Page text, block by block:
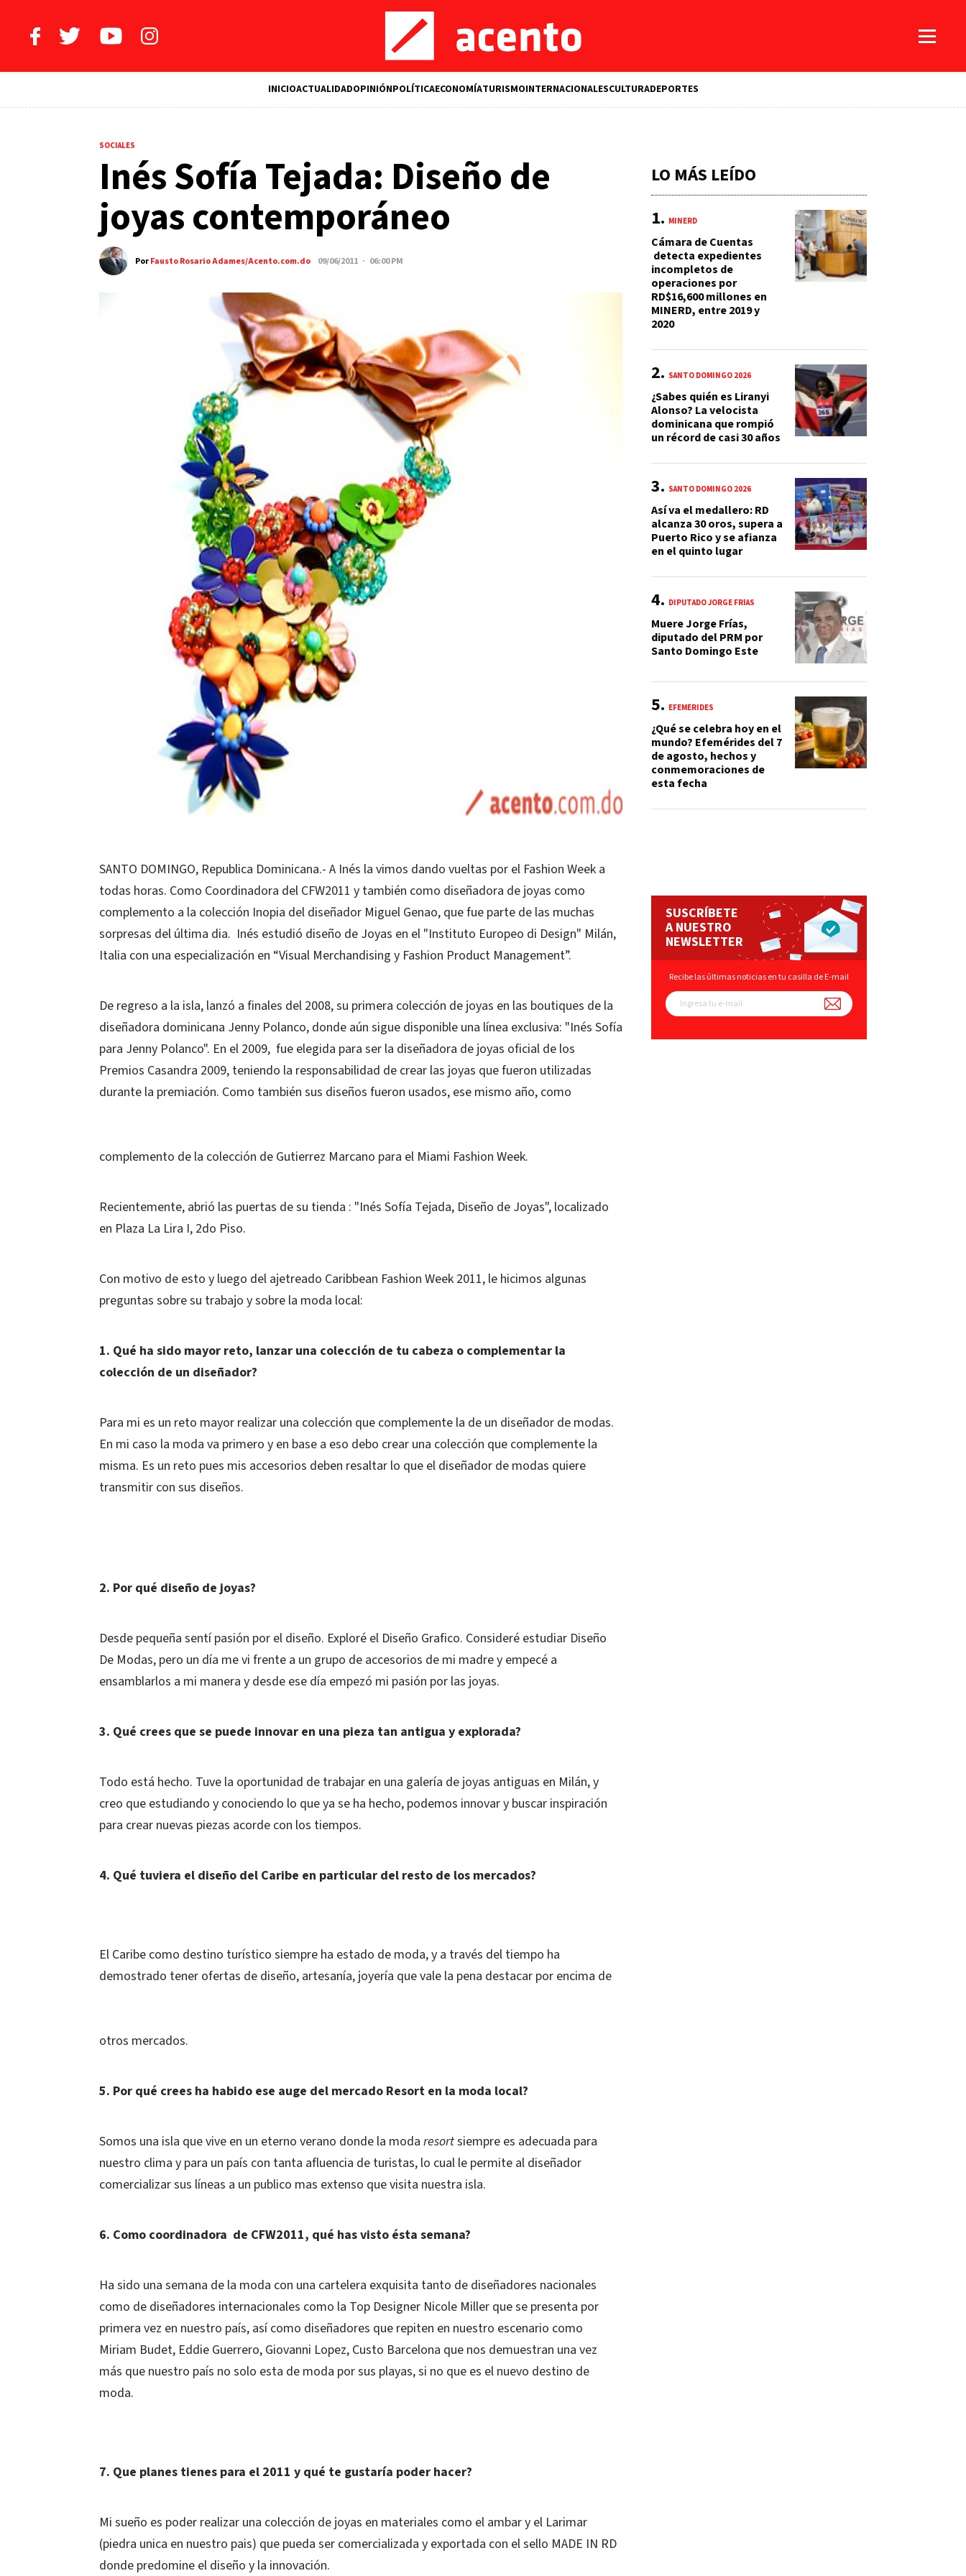
INICIOACTUALIDADOPINIÓNPOLÍTICAECONOMÍATURISMOINTERNACIONALESCULTURADEPORTES
SOCIALES
Inés Sofía Tejada: Diseño de
joyas contemporáneo
PorFausto Rosario Adames/Acento.com.do 09/06/2011 · 06:00 PM
SANTO DOMINGO, Republica Dominicana.- A Inés la vimos dando vueltas por el Fashion Week a
todas horas. Como Coordinadora del CFW2011 y también como diseñadora de joyas como
complemento a la colección Inopia del diseñador Miguel Genao, que fue parte de las muchas
sorpresas del última dia. Inés estudió diseño de Joyas en el "Instituto Europeo di Design" Milán,
Italia con una especialización en “Visual Merchandising y Fashion Product Management”.
De regreso a la isla, lanzó a finales del 2008, su primera colección de joyas en las boutiques de la
diseñadora dominicana Jenny Polanco, donde aún sigue disponible una línea exclusiva: "Inés Sofía
para Jenny Polanco". En el 2009, fue elegida para ser la diseñadora de joyas oficial de los
Premios Casandra 2009, teniendo la responsabilidad de crear las joyas que fueron utilizadas
durante la premiación. Como también sus diseños fueron usados, ese mismo año, como
complemento de la colección de Gutierrez Marcano para el Miami Fashion Week.
Recientemente, abrió las puertas de su tienda : "Inés Sofía Tejada, Diseño de Joyas", localizado
en Plaza La Lira I, 2do Piso.
Con motivo de esto y luego del ajetreado Caribbean Fashion Week 2011, le hicimos algunas
preguntas sobre su trabajo y sobre la moda local:
1. Qué ha sido mayor reto, lanzar una colección de tu cabeza o complementar la
colección de un diseñador?
Para mi es un reto mayor realizar una colección que complemente la de un diseñador de modas.
En mi caso la moda va primero y en base a eso debo crear una colección que complemente la
misma. Es un reto pues mis accesorios deben resaltar lo que el diseñador de modas quiere
transmitir con sus diseños.
2. Por qué diseño de joyas?
Desde pequeña sentí pasión por el diseño. Exploré el Diseño Grafico. Consideré estudiar Diseño
De Modas, pero un día me vi frente a un grupo de accesorios de mi madre y empecé a
ensamblarlos a mi manera y desde ese día empezó mi pasión por las joyas.
3. Qué crees que se puede innovar en una pieza tan antigua y explorada?
Todo está hecho. Tuve la oportunidad de trabajar en una galería de joyas antiguas en Milán, y
creo que estudiando y conociendo lo que ya se ha hecho, podemos innovar y buscar inspiración
para crear nuevas piezas acorde con los tiempos.
4. Qué tuviera el diseño del Caribe en particular del resto de los mercados?
El Caribe como destino turístico siempre ha estado de moda, y a través del tiempo ha
demostrado tener ofertas de diseño, artesanía, joyería que vale la pena destacar por encima de
otros mercados.
5. Por qué crees ha habido ese auge del mercado Resort en la moda local?
Somos una isla que vive en un eterno verano donde la moda resortsiempre es adecuada para
nuestro clima y para un país con tanta afluencia de turistas, lo cual le permite al diseñador
comercializar sus líneas a un publico mas extenso que visita nuestra isla.
6. Como coordinadora de CFW2011, qué has visto ésta semana?
Ha sido una semana de la moda con una cartelera exquisita tanto de diseñadores nacionales
como de diseñadores internacionales como la Top Designer Nicole Miller que se presenta por
primera vez en nuestro país, así como diseñadores que repiten en nuestro escenario como
Miriam Budet, Eddie Guerrero, Giovanni Lopez, Custo Barcelona que nos demuestran una vez
más que nuestro país no solo esta de moda por sus playas, si no que es el nuevo destino de
moda.
7. Que planes tienes para el 2011 y qué te gustaría poder hacer?
Mi sueño es poder realizar una colección de joyas en materiales como el ambar y el Larimar
(piedra unica en nuestro pais) que pueda ser comercializada y exportada con el sello MADE IN RD
donde predomine el diseño y la innovación.
LO MÁS LEÍDO
MINERD
Cámara de Cuentas
detecta expedientes
incompletos de
operaciones por
RD$16,600 millones en
MINERD, entre 2019 y
2020
SANTO DOMINGO 2026
¿Sabes quién es Liranyi
Alonso? La velocista
dominicana que rompió
un récord de casi 30 años
SANTO DOMINGO 2026
Así va el medallero: RD
alcanza 30 oros, supera a
Puerto Rico y se afianza
en el quinto lugar
DIPUTADO JORGE FRÍAS
Muere Jorge Frías,
diputado del PRM por
Santo Domingo Este
EFEMÉRIDES
¿Qué se celebra hoy en el
mundo? Efemérides del 7
de agosto, hechos y
conmemoraciones de
esta fecha
SUSCRÍBETE
A NUESTRO
NEWSLETTER
Recibe las últimas noticias en tu casilla de E-mail